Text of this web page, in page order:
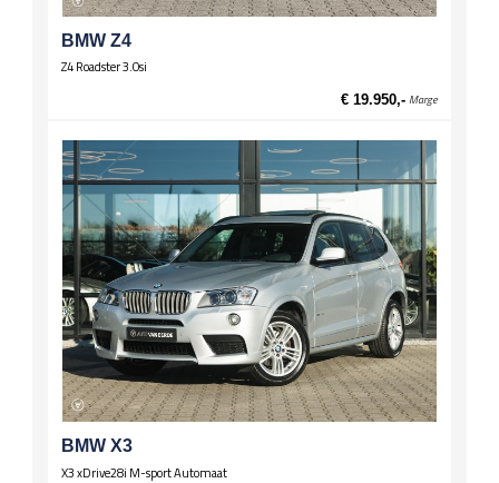
Spiegels
El. verstelbare spiegels, verwarmd
BMW Z4
Z4 Roadster 3.0si
€ 19.950,- Marge
BMW X3
X3 xDrive28i M-sport Automaat